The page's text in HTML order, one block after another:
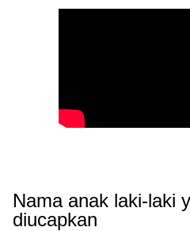
Nama anak laki-laki
diucapkan